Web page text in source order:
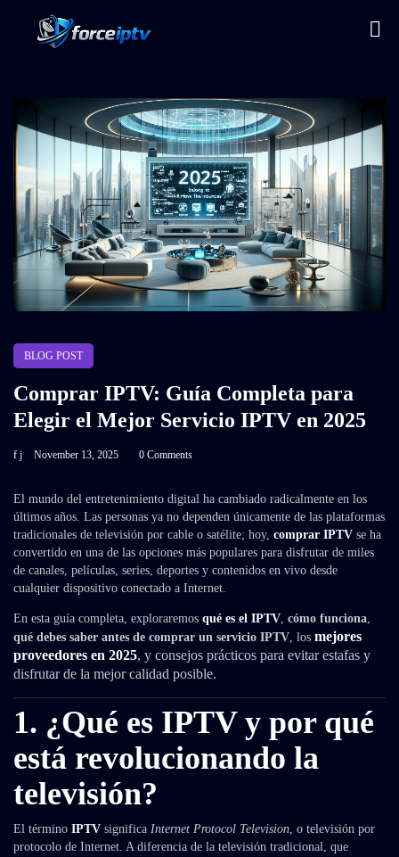
BLOG POST
Comprar IPTV: Guía Completa para
Elegir el Mejor Servicio IPTV en 2025
f j November 13, 2025 0 Comments
El mundo del entretenimiento digital ha cambiado radicalmente en los
últimos años. Las personas ya no dependen únicamente de las plataformas
tradicionales de televisión por cable o satélite; hoy, comprar IPTV se ha
convertido en una de las opciones más populares para disfrutar de miles
de canales, películas, series, deportes y contenidos en vivo desde
cualquier dispositivo conectado a Internet.
En esta guía completa, exploraremos qué es el IPTV, cómo funciona,
qué debes saber antes de comprar un servicio IPTV, los mejores
proveedores en 2025, y consejos prácticos para evitar estafas y
disfrutar de la mejor calidad posible.
1. ¿Qué es IPTV y por qué
está revolucionando la
televisión?
El término IPTV significa Internet Protocol Television, o televisión por
protocolo de Internet. A diferencia de la televisión tradicional, que